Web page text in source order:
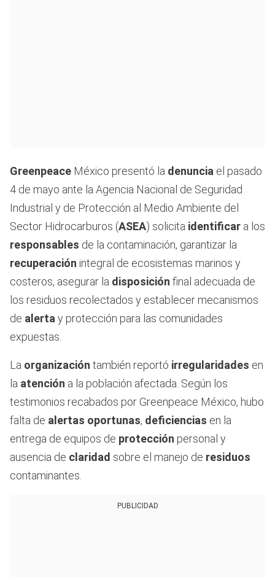
Greenpeace México presentó la denuncia el pasado
4 de mayo ante la Agencia Nacional de Seguridad
Industrial y de Protección al Medio Ambiente del
Sector Hidrocarburos (ASEA) solicita identificar a los
responsables de la contaminación, garantizar la
recuperación integral de ecosistemas marinos y
costeros, asegurar la disposición final adecuada de
los residuos recolectados y establecer mecanismos
de alerta y protección para las comunidades
expuestas.
La organización también reportó irregularidades en
la atención a la población afectada. Según los
testimonios recabados por Greenpeace México, hubo
falta de alertas oportunas, deficiencias en la
entrega de equipos de protección personal y
ausencia de claridad sobre el manejo de residuos
contaminantes.
PUBLICIDAD